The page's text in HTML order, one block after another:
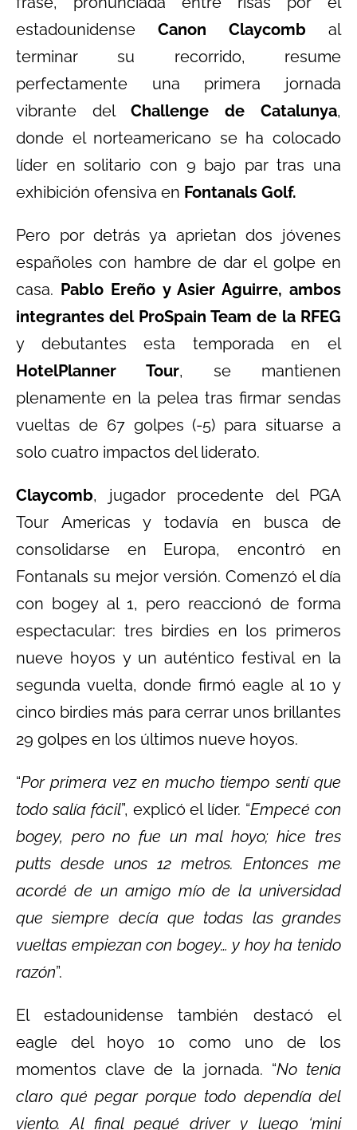
estadounidense Canon Claycomb al
terminar su recorrido, resume
perfectamente una primera jornada
vibrante del Challenge de Catalunya,
donde el norteamericano se ha colocado
líder en solitario con 9 bajo par tras una
exhibición ofensiva en Fontanals Golf.
Pero por detrás ya aprietan dos jóvenes
españoles con hambre de dar el golpe en
casa. Pablo Ereño y Asier Aguirre, ambos
integrantes del ProSpain Team de la RFEG
y debutantes esta temporada en el
HotelPlanner Tour, se mantienen
plenamente en la pelea tras firmar sendas
vueltas de 67 golpes (-5) para situarse a
solo cuatro impactos del liderato.
Claycomb, jugador procedente del PGA
Tour Americas y todavía en busca de
consolidarse en Europa, encontró en
Fontanals su mejor versión. Comenzó el día
con bogey al 1, pero reaccionó de forma
espectacular: tres birdies en los primeros
nueve hoyos y un auténtico festival en la
segunda vuelta, donde firmó eagle al 10 y
cinco birdies más para cerrar unos brillantes
29 golpes en los últimos nueve hoyos.
“Por primera vez en mucho tiempo sentí que
todo salía fácil”, explicó el líder. “Empecé con
bogey, pero no fue un mal hoyo; hice tres
putts desde unos 12 metros. Entonces me
acordé de un amigo mío de la universidad
que siempre decía que todas las grandes
vueltas empiezan con bogey… y hoy ha tenido
razón”.
El estadounidense también destacó el
eagle del hoyo 10 como uno de los
momentos clave de la jornada. “No tenía
claro qué pegar porque todo dependía del
viento. Al final pegué driver y luego ‘mini